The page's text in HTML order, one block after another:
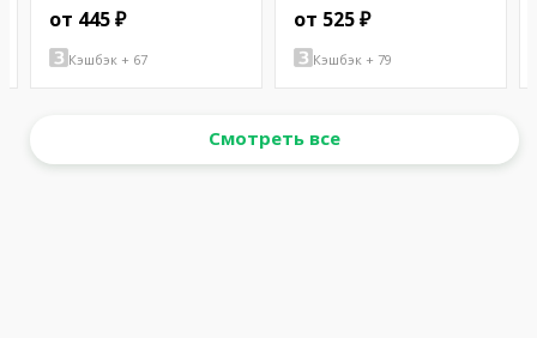
от 445 ₽
Кэшбэк + 67
от 525 ₽
Кэшбэк + 79
Смотреть все